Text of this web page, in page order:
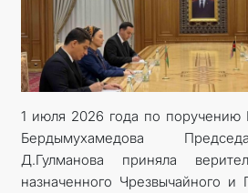
MFA
CONTACT US
1 июля 2026 года по поручению
Бердымухамедова
Д.Гулманова приняла
назначенного Чрезвычайного и